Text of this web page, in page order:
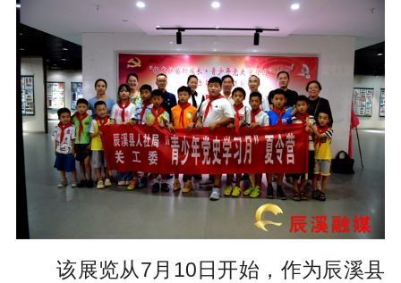
该展览从7月10日开始，作为辰溪县